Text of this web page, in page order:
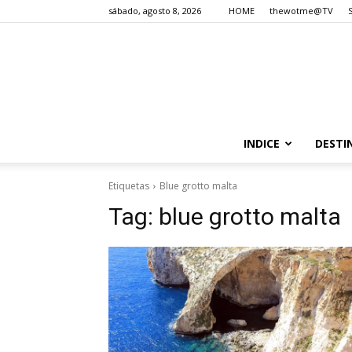
sábado, agosto 8, 2026 HOME thewotme@TV
INDICE
Etiquetas Blue grotto malta
Tag: blue grotto malta